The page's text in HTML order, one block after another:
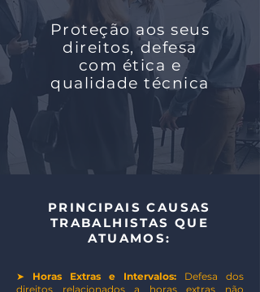
Proteção aos seus
direitos, defesa
com ética e
qualidade técnica
PRINCIPAIS CAUSAS
TRABALHISTAS QUE
ATUAMOS:
➤ Horas Extras e Intervalos: Defesa dos
direitos relacionados a horas extras não